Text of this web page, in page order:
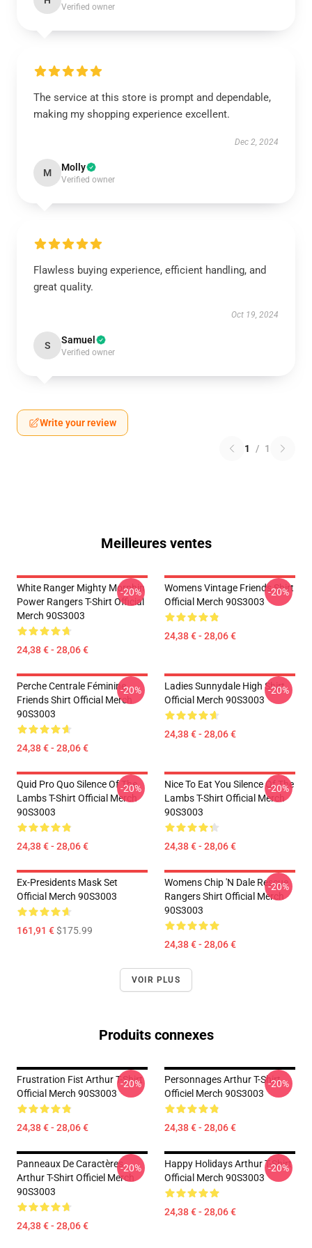
Verified owner
The service at this store is prompt and dependable,
making my shopping experience excellent.
Dec 2, 2024
M Molly
Verified owner
Flawless buying experience, efficient handling, and
great quality.
Oct 19, 2024
S Samuel
Verified owner
Write your review
1 / 1
Meilleures ventes
White Ranger Mighty Morphin
Power Rangers T-Shirt Official
Merch 90S3003
24,38 € - 28,06 €
-20%
Womens Vintage Friends Shirt
Official Merch 90S3003
24,38 € - 28,06 €
-20%
Perche Centrale Féminine
Friends Shirt Official Merch
90S3003
24,38 € - 28,06 €
-20%
Ladies Sunnydale High Shirt
Official Merch 90S3003
24,38 € - 28,06 €
-20%
Quid Pro Quo Silence Of The
Lambs T-Shirt Official Merch
90S3003
24,38 € - 28,06 €
-20%
Nice To Eat You Silence Of The
Lambs T-Shirt Official Merch
90S3003
24,38 € - 28,06 €
-20%
Ex-Presidents Mask Set
Official Merch 90S3003
161,91 €$175.99
Womens Chip 'n Dale Rescue
Rangers Shirt Official Merch
90S3003
24,38 € - 28,06 €
-20%
VOIR PLUS
Produits connexes
Frustration Fist Arthur T-Shirt
Official Merch 90S3003
24,38 € - 28,06 €
-20%
Personnages Arthur T-Shirt
Officiel Merch 90S3003
24,38 € - 28,06 €
-20%
Panneaux De Caractères
Arthur T-Shirt Officiel Merch
90S3003
24,38 € - 28,06 €
-20%
Happy Holidays Arthur T-Shirt
Official Merch 90S3003
24,38 € - 28,06 €
-20%